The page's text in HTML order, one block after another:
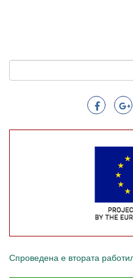
Search
Пребарување
Спроведена е втората